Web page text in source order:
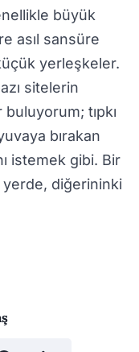
büyük
asıl sansüre
yerleşkeler.
sitelerin
buluyorum; tıpkı
bırakan
istemek gibi. Bir
yerde, diğerininki